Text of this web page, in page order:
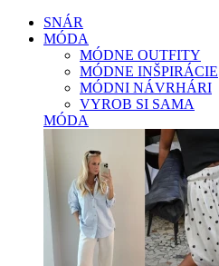
SNÁR
MÓDA
MÓDNE OUTFITY
MÓDNE INŠPIRÁCIE
MÓDNI NÁVRHÁRI
VYROB SI SAMA
MÓDA